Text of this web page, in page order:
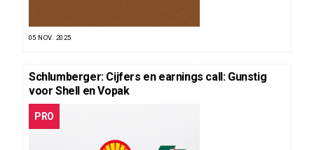
05 NOV. 2025
Schlumberger: Cijfers en earnings call: Gunstig
voor Shell en Vopak
PRO